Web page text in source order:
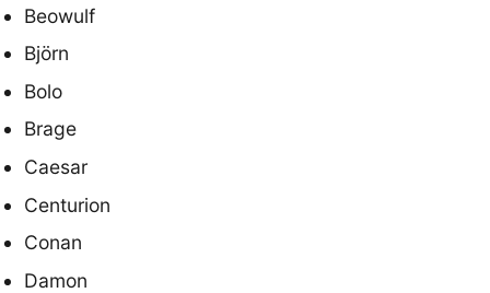
Beowulf
Björn
Bolo
Brage
Caesar
Centurion
Conan
Damon